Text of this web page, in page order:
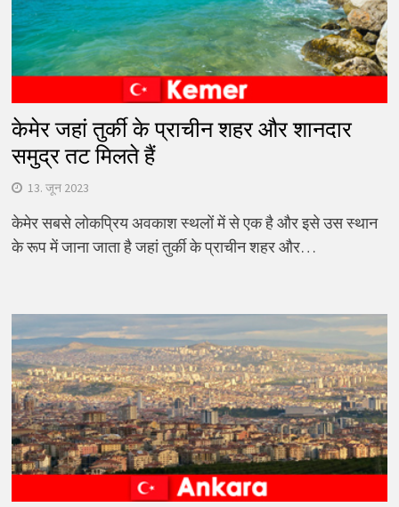
केमेर जहां तुर्की के प्राचीन शहर और शानदार
समुद्र तट मिलते हैं
13. जून 2023
केमेर सबसे लोकप्रिय अवकाश स्थलों में से एक है और इसे उस स्थान
के रूप में जाना जाता है जहां तुर्की के प्राचीन शहर और…